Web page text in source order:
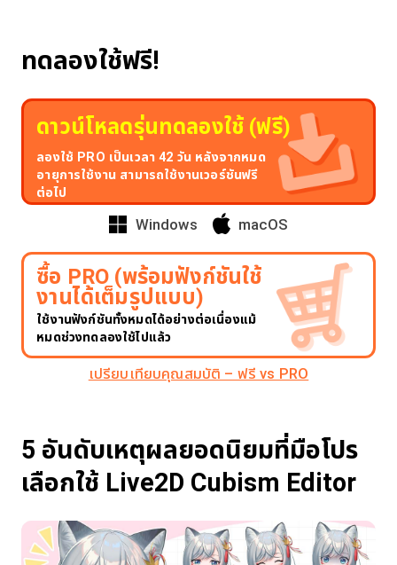
ทดลองใช้ฟรี!
ดาวน์โหลดรุ่นทดลองใช้ (ฟรี)
ลองใช้ PRO เป็นเวลา 42 วัน หลังจากหมด
อายุการใช้งาน สามารถใช้งานเวอร์ชันฟรี
ต่อไป
Windows macOS
ซื้อ PRO (พร้อมฟังก์ชันใช้
งานได้เต็มรูปแบบ)
ใช้งานฟังก์ชันทั้งหมดได้อย่างต่อเนื่องแม้
หมดช่วงทดลองใช้ไปแล้ว
เปรียบเทียบคุณสมบัติ – ฟรี vs PRO
5 อันดับเหตุผลยอดนิยมที่มือโปร
เลือกใช้ Live2D Cubism Editor